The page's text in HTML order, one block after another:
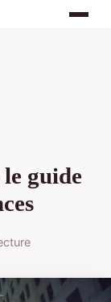
guide